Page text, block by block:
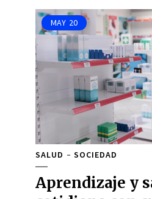
MAY 20
SALUD SOCIEDAD
Aprendizaje y